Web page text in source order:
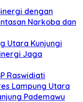
dengan
Narkoba dan
Utara Kunjungi
Jaga
Raswidiati
Lampung Utara
Pademawu